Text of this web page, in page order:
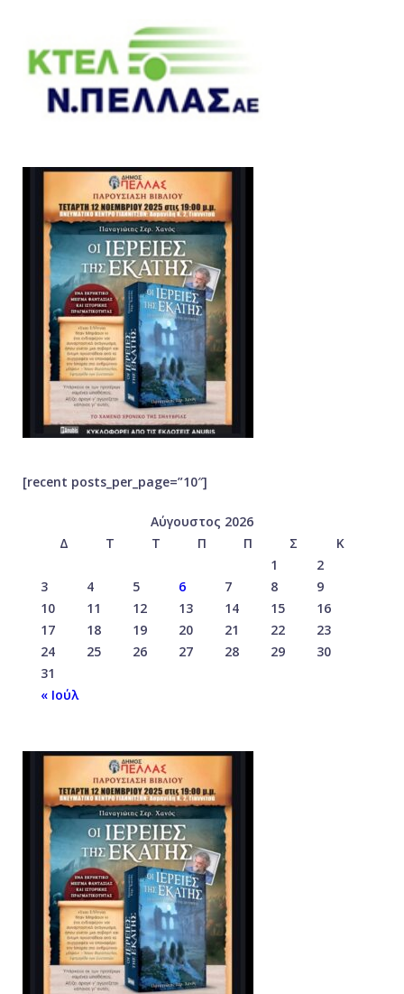
[recent posts_per_page=”10″]
Αύγουστος 2026
Δ
Τ Τ Π Π Σ
Κ
1
2
3
4 5 6 7 8
9
10
11 12 13 14 15
16
17
18 19 20 21 22
23
24
25 26 27 28 29
30
31
« Ιούλ